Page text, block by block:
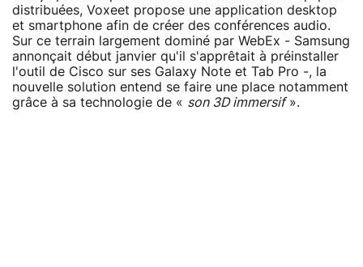
distribuées, Voxeet propose une application desktop
et smartphone afin de créer des conférences audio.
Sur ce terrain largement dominé par WebEx - Samsung
annonçait début janvier qu'il s'apprêtait à préinstaller
l'outil de Cisco sur ses Galaxy Note et Tab Pro -, la
nouvelle solution entend se faire une place notamment
grâce à sa technologie de « son 3D immersif».